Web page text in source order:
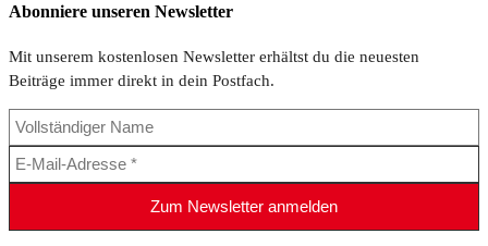
Abonniere unseren Newsletter
Mit unserem kostenlosen Newsletter erhältst du die neuesten
Beiträge immer direkt in dein Postfach.